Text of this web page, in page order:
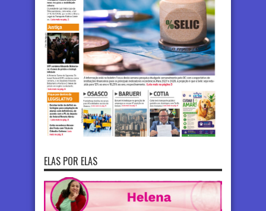
ELAS POR ELAS